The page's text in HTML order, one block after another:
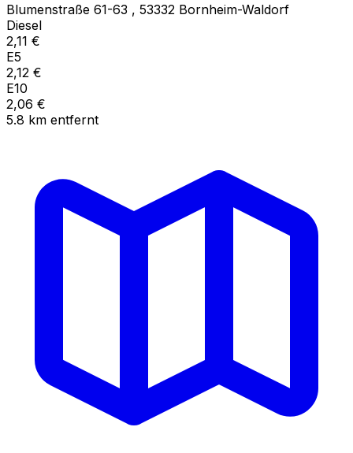
Blumenstraße 61-63 , 53332 Bornheim-Waldorf
Diesel
2,11 €
E5
2,12 €
E10
2,06 €
5.8 km entfernt